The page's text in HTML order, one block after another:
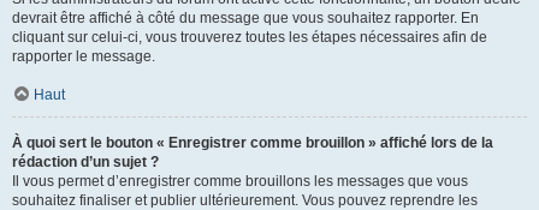
devrait être affiché à côté du message que vous souhaitez rapporter. En
cliquant sur celui-ci, vous trouverez toutes les étapes nécessaires afin de
rapporter le message.
Haut
À quoi sert le bouton « Enregistrer comme brouillon » affiché lors de la
rédaction d’un sujet ?
Il vous permet d’enregistrer comme brouillons les messages que vous
souhaitez finaliser et publier ultérieurement. Vous pouvez reprendre les